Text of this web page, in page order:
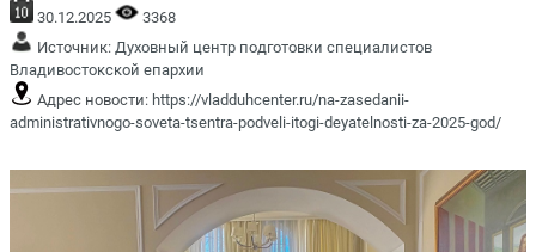
30.12.2025
3368
Источник: Духовный центр подготовки специалистов
Владивостокской епархии
Адрес новости: https://vladduhcenter.ru/na-zasedanii-
administrativnogo-soveta-tsentra-podveli-itogi-deyatelnosti-za-2025-god/